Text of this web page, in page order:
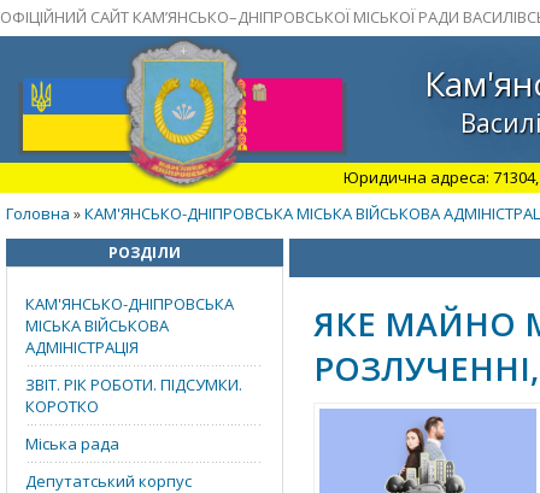
ОФІЦІЙНИЙ САЙТ КАМ’ЯНСЬКО–ДНІПРОВСЬКОЇ МІСЬКОЇ РАДИ
Юридична адреса: 71304,
Головна »КАМ'ЯНСЬКО-ДНІПРОВСЬКА МІСЬКА ВІЙСЬКОВА
РОЗДІЛИ
КАМ'ЯНСЬКО-ДНІПРОВСЬКА
МІСЬКА ВІЙСЬКОВА
АДМІНІСТРАЦІЯ
ЗВІТ. РІК РОБОТИ. ПІДСУМКИ.
КОРОТКО
Міська рада
Депутатський корпус
ЯКЕ МАЙНО
РОЗЛУЧЕННІ,